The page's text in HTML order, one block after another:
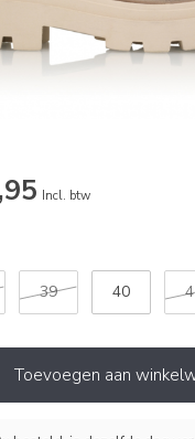
Incl. btw
39 40
Toevoegen aan